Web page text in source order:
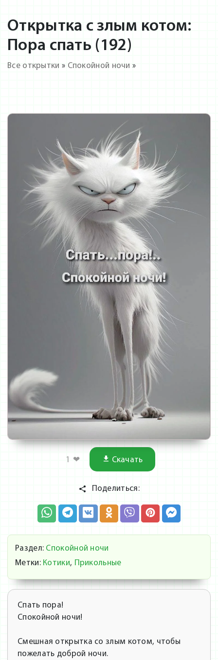
Открытка с злым котом:
Пора спать (192)
Все открытки » Спокойной ночи »
1 ❤ Скачать
Поделиться:
Раздел: Спокойной ночи
Метки: Котики, Прикольные
Спать пора!
Спокойной ночи!
Смешная открытка со злым котом, чтобы
пожелать доброй ночи.